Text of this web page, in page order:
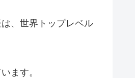
、世界トップレベル
ます。